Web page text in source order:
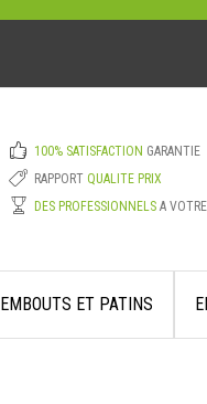
100% SATISFACTION GARANTIE
RAPPORT QUALITE PRIX
DES PROFESSIONNELSA
EMBOUTS ET PATINS